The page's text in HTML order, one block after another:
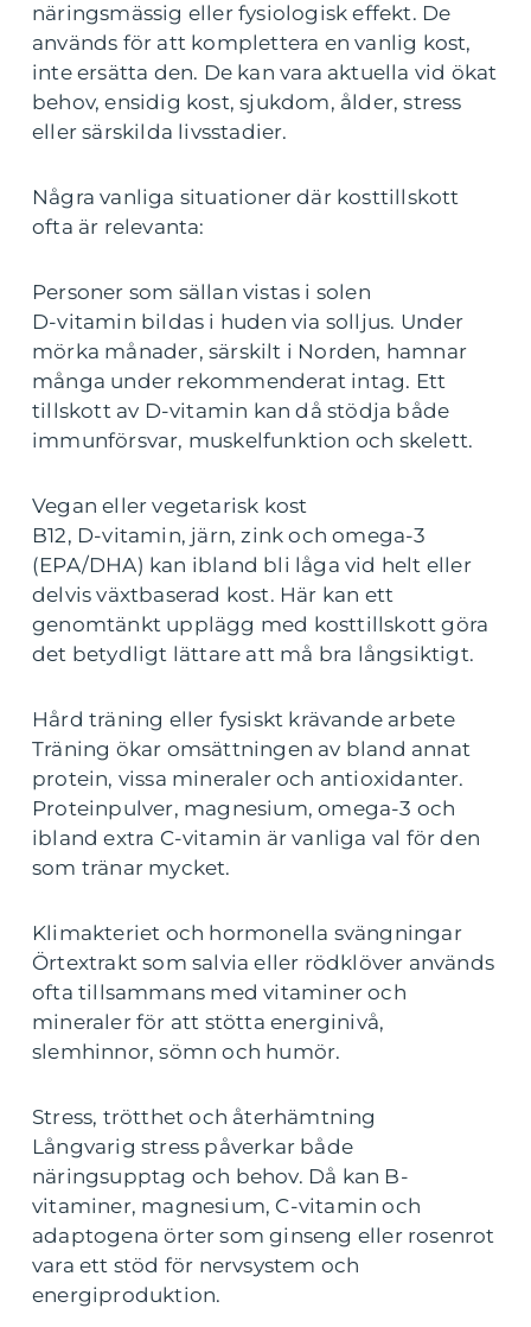
näringsmässig eller fysiologisk effekt. De
används för att komplettera en vanlig kost,
inte ersätta den. De kan vara aktuella vid ökat
behov, ensidig kost, sjukdom, ålder, stress
eller särskilda livsstadier.
Några vanliga situationer där kosttillskott
ofta är relevanta:
Personer som sällan vistas i solen
D-vitamin bildas i huden via solljus. Under
mörka månader, särskilt i Norden, hamnar
många under rekommenderat intag. Ett
tillskott av D-vitamin kan då stödja både
immunförsvar, muskelfunktion och skelett.
Vegan eller vegetarisk kost
B12, D-vitamin, järn, zink och omega-3
(EPA/DHA) kan ibland bli låga vid helt eller
delvis växtbaserad kost. Här kan ett
genomtänkt upplägg med kosttillskott göra
det betydligt lättare att må bra långsiktigt.
Hård träning eller fysiskt krävande arbete
Träning ökar omsättningen av bland annat
protein, vissa mineraler och antioxidanter.
Proteinpulver, magnesium, omega-3 och
ibland extra C-vitamin är vanliga val för den
som tränar mycket.
Klimakteriet och hormonella svängningar
Örtextrakt som salvia eller rödklöver används
ofta tillsammans med vitaminer och
mineraler för att stötta energinivå,
slemhinnor, sömn och humör.
Stress, trötthet och återhämtning
Långvarig stress påverkar både
näringsupptag och behov. Då kan B-
vitaminer, magnesium, C-vitamin och
adaptogena örter som ginseng eller rosenrot
vara ett stöd för nervsystem och
energiproduktion.